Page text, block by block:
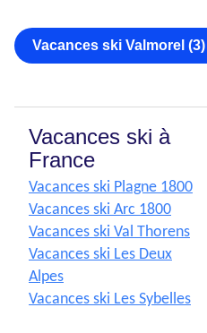
Vacances ski Valmorel (3)
Vacances ski à
France
Vacances ski Plagne 1800
Vacances ski Arc 1800
Vacances ski Val Thorens
Vacances ski Les Deux
Alpes
Vacances ski Les Sybelles